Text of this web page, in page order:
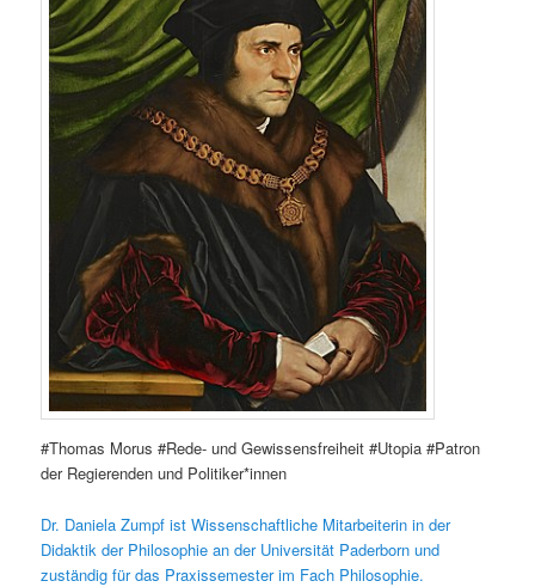
#Thomas Morus #Rede- und Gewissensfreiheit #Utopia #Patron
der Regierenden und Politiker*innen
Dr. Daniela Zumpf ist Wissenschaftliche Mitarbeiterin in der
Didaktik der Philosophie an der Universität Paderborn und
zuständig für das Praxissemester im Fach Philosophie.